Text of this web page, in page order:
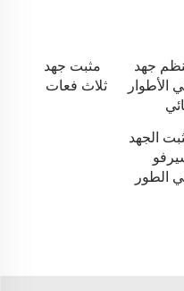
جهد
الأطوار
مثبت جهد
ثلاث فعات
الجهد
الطور